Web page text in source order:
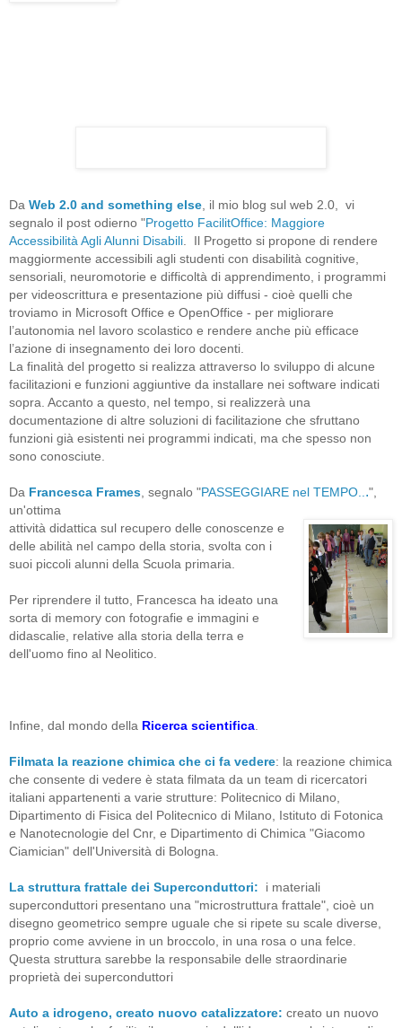
Da Web 2.0 and something else , il mio blog sul web 2.0, vi
segnalo il post odierno "Progetto FacilitOffice: Maggiore
Accessibilità Agli Alunni Disabili . Il Progetto si propone di rendere
maggiormente accessibili agli studenti con disabilità cognitive,
sensoriali, neuromotorie e difficoltà di apprendimento, i programmi
per videoscrittura e presentazione più diffusi - cioè quelli che
troviamo in Microsoft Office e OpenOffice - per migliorare
l’autonomia nel lavoro scolastico e rendere anche più efficace
l’azione di insegnamento dei loro docenti.
La finalità del progetto si realizza attraverso lo sviluppo di alcune
facilitazioni e funzioni aggiuntive da installare nei software indicati
sopra. Accanto a questo, nel tempo, si realizzerà una
documentazione di altre soluzioni di facilitazione che sfruttano
funzioni già esistenti nei programmi indicati, ma che spesso non
sono conosciute.
Da Francesca Frames , segnalo "PASSEGGIARE nel TEMPO.. .",
un'ottima
attività didattica sul recupero delle conoscenze e
delle abilità nel campo della storia, svolta con i
suoi piccoli alunni della Scuola primaria.
Per riprendere il tutto, Francesca ha ideato una
sorta di memory con fotografie e immagini e
didascalie, relative alla storia della terra e
dell'uomo fino al Neolitico.
Infine, dal mondo della Ricerca scientifica
Filmata la reazione chimica che ci fa vedere: la reazione chimica
che consente di vedere è stata filmata da un team di ricercatori
italiani appartenenti a varie strutture: Politecnico di Milano,
Dipartimento di Fisica del Politecnico di Milano, Istituto di Fotonica
e Nanotecnologie del Cnr, e Dipartimento di Chimica "Giacomo
Ciamician" dell'Università di Bologna.
La struttura frattale dei Superconduttori:
i materiali
superconduttori presentano una "microstruttura frattale", cioè un
disegno geometrico sempre uguale che si ripete su scale diverse,
proprio come avviene in un broccolo, in una rosa o una felce.
Questa struttura sarebbe la responsabile delle straordinarie
proprietà dei superconduttori
Auto a idrogeno, creato nuovo catalizzatore: creato un nuovo